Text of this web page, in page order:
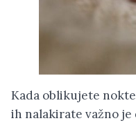
Kada oblikujete
ih nalakirate važno je